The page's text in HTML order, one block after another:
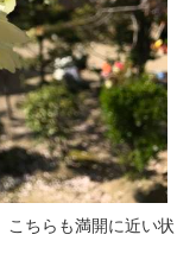
こちらも満開に近い状